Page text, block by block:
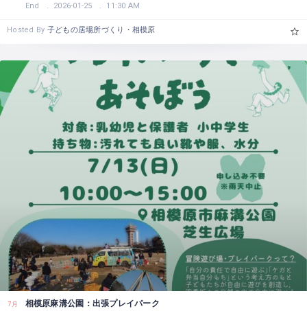
End
2026-01-25 11:30 AM
Hosted By 子どもの居場所づくり・相模原
7月 相模原麻溝公園：出張プレイパーク